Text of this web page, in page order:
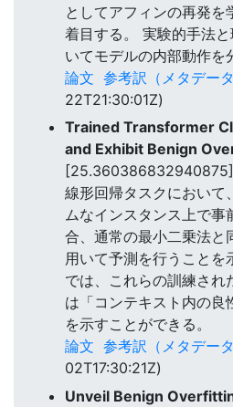
としてアフィンの再発を
着目する。 実験的手法
いてモデルの内部動作を
論文 参考訳（メタデータ
22T21:30:01Z)
Trained Transformer
and Exhibit Benign
[25.360386832940875]
線形回帰タスクにおいて
ムなインスタンス上で事
合、通常の最小二乗法と
用いて予測を行うことを
では、これらの訓練され
は「コンテキスト内の良
を示すことができる。
論文 参考訳（メタデータ
02T17:30:21Z)
Unveil Benign